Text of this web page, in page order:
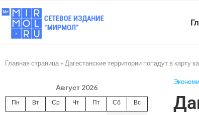
Главная страница » Дагестанские территории попадут в карту
Август 2026
Пн Вт Ср Чт Пт Сб Вс